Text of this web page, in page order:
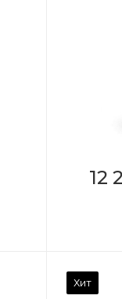
12
Хит